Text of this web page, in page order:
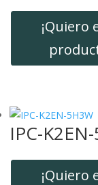
¡Quiero
IPC-
¡Quiero